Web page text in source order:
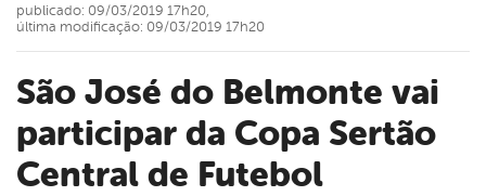
São José do Belmonte vai
participar da Copa Sertão
Central de Futebol
publicado: 09/03/2019 17h20,
última modificação: 09/03/2019 17h20